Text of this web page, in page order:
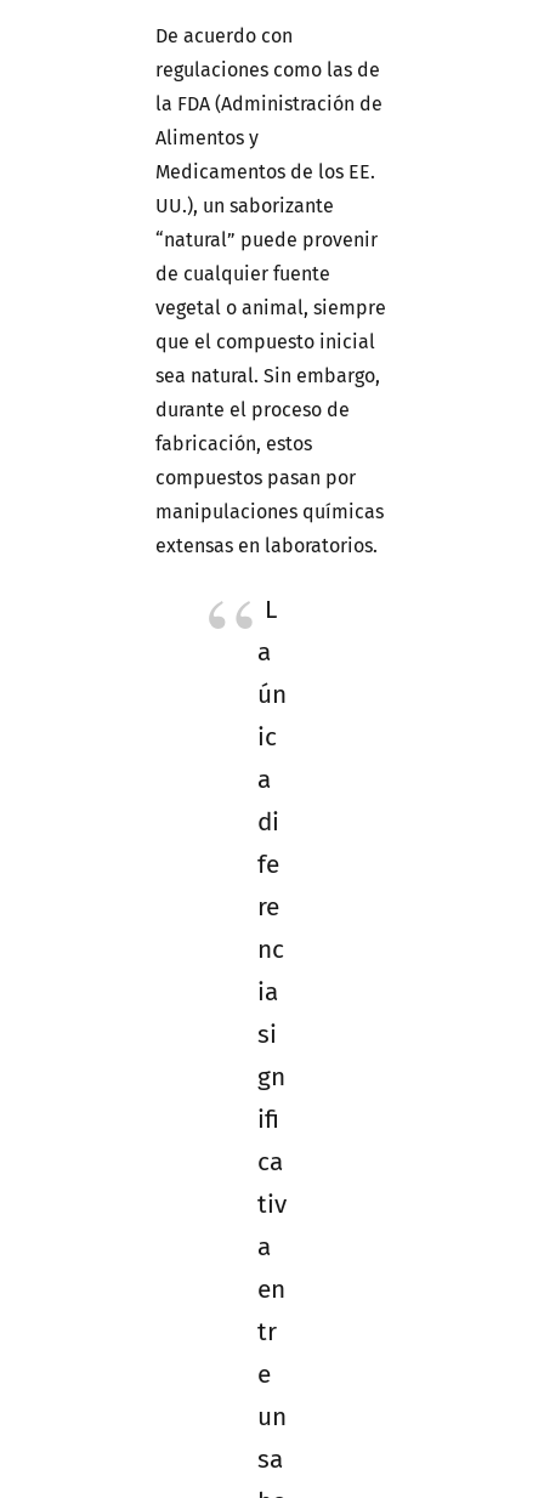
De acuerdo con
regulaciones como las de
la FDA (Administración de
Alimentos y
Medicamentos de los EE.
UU.), un saborizante
“natural” puede provenir
de cualquier fuente
vegetal o animal, siempre
que el compuesto inicial
sea natural. Sin embargo,
durante el proceso de
fabricación, estos
compuestos pasan por
manipulaciones químicas
extensas en laboratorios.
L
a
ún
ic
a
di
fe
re
nc
ia
si
gn
ifi
ca
tiv
a
en
tr
e
un
sa